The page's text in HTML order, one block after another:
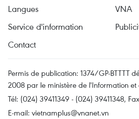
Langues
VNA
Service d'information
Contact
Permis de publication: 1374/GP-BTTTT
2008 par le ministère de l'Information
Tél: (024) 39411349 - (024) 39411348,
E-mail: vietnamplus@vnanet.vn